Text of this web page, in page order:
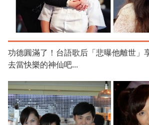
功德圓滿了！台語歌后「悲曝他離世」
去當快樂的神仙吧...